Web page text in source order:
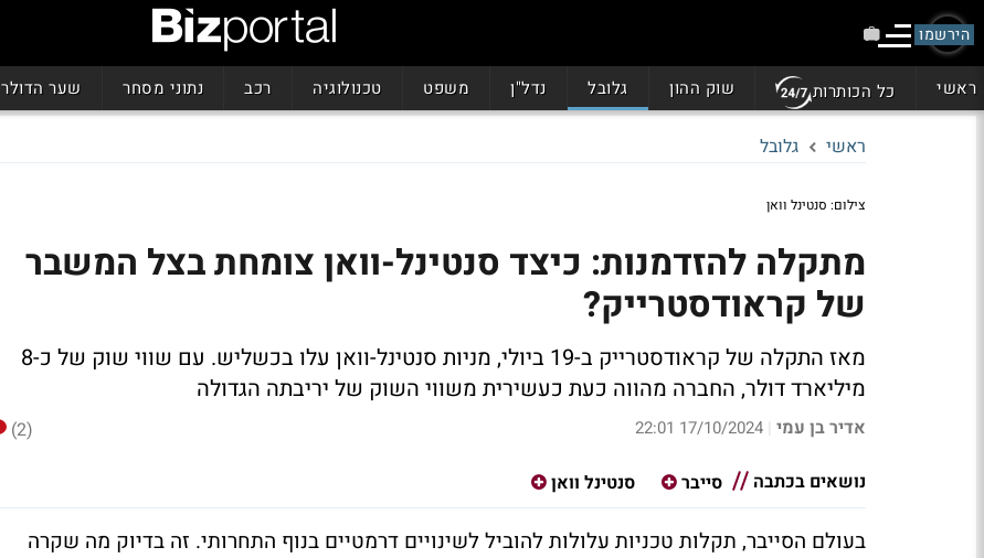
הירשמו
ראשי כל הכותרות שוק ההון גלובל נדל"ן משפט טכנולוגיה רכב נתוני מסחר שער הדולר
ראשי גלובל
צילום: סנטינל וואן
מתקלה להזדמנות: כיצד סנטינל-וואן צומחת בצל המשבר
של קראודסטרייק?
מאז התקלה של קראודסטרייק ב-19 ביולי, מניות סנטינל-וואן עלו בכשליש. עם שווי שוק של כ-8
מיליארד דולר, החברה מהווה כעת כעשירית משווי השוק של יריבתה הגדולה
אדיר בן עמי |
17/10/2024 22:01
(2)
נושאים בכתבה
סייבר סנטינל וואן
בעולם הסייבר, תקלות טכניות עלולות להוביל לשינויים דרמטיים בנוף התחרותי. זה בדיוק מה שקרה